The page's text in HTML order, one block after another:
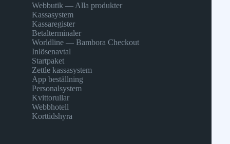
Webbutik — Alla produkter
Kassasystem
Kassaregister
Betalterminaler
Worldline — Bambora Checkout
Inlösenavtal
Startpaket
Zettle kassasystem
App beställning
Personalsystem
Kvittorullar
Webbhotell
Korttidshyra